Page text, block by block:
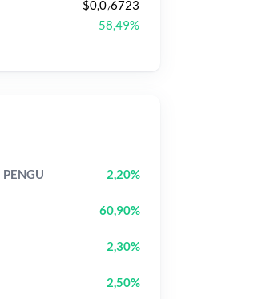
$0,0₇6723
58,49%
PENGU 2,20%
60,90%
2,30%
2,50%